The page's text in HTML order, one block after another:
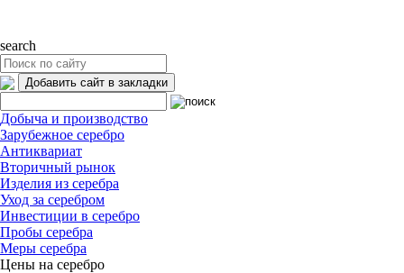
search
Добавить сайт в закладки
Добыча и производство
Зарубежное серебро
Антиквариат
Вторичный рынок
Изделия из серебра
Уход за серебром
Инвестиции в серебро
Пробы серебра
Меры серебра
Цены на серебро